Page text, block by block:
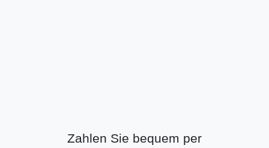
Zahlen Sie bequem per